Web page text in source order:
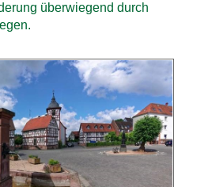
überwiegend durch